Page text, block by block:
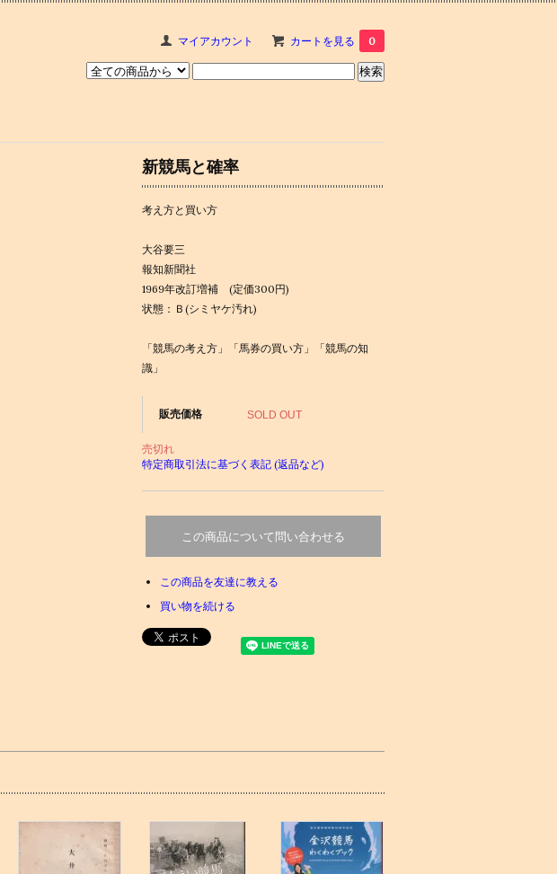
マイアカウント カートを見る 0
新競馬と確率
考え方と買い方
大谷要三
報知新聞社
1969年改訂増補 (定価300円)
状態：Ｂ(シミヤケ汚れ)
「競馬の考え方」「馬券の買い方」「競馬の知
識」
販売価格 SOLD OUT
売切れ
特定商取引法に基づく表記 (返品など)
この商品について問い合わせる
この商品を友達に教える
買い物を続ける